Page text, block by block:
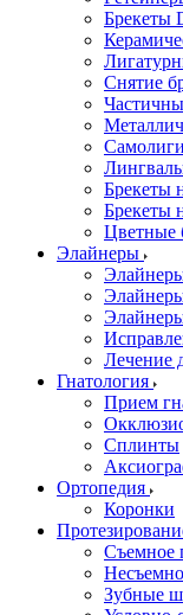
Брекеты
Снятие
Брекеты
Брекеты
Цветные
Элайнеры
Лечение
Гнатология
Прием
Сплинты
Ортопедия
Коронки
Съемное
Зубные